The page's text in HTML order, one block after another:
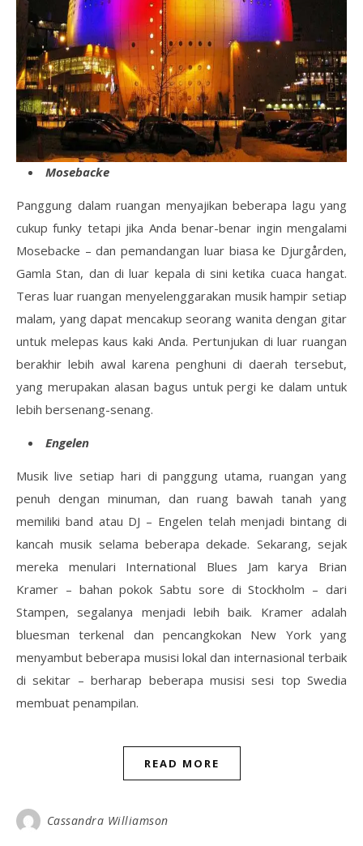
Mosebacke
Panggung dalam ruangan menyajikan beberapa lagu yang
cukup funky tetapi jika Anda benar-benar ingin mengalami
Mosebacke – dan pemandangan luar biasa ke Djurgården,
Gamla Stan, dan di luar kepala di sini ketika cuaca hangat.
Teras luar ruangan menyelenggarakan musik hampir setiap
malam, yang dapat mencakup seorang wanita dengan gitar
untuk melepas kaus kaki Anda. Pertunjukan di luar ruangan
berakhir lebih awal karena penghuni di daerah tersebut,
yang merupakan alasan bagus untuk pergi ke dalam untuk
lebih bersenang-senang.
Engelen
Musik live setiap hari di panggung utama, ruangan yang
penuh dengan minuman, dan ruang bawah tanah yang
memiliki band atau DJ – Engelen telah menjadi bintang di
kancah musik selama beberapa dekade. Sekarang, sejak
mereka menulari International Blues Jam karya Brian
Kramer – bahan pokok Sabtu sore di Stockholm – dari
Stampen, segalanya menjadi lebih baik. Kramer adalah
bluesman terkenal dan pencangkokan New York yang
menyambut beberapa musisi lokal dan internasional terbaik
di sekitar – berharap beberapa musisi sesi top Swedia
membuat penampilan.
READ MORE
Cassandra Williamson